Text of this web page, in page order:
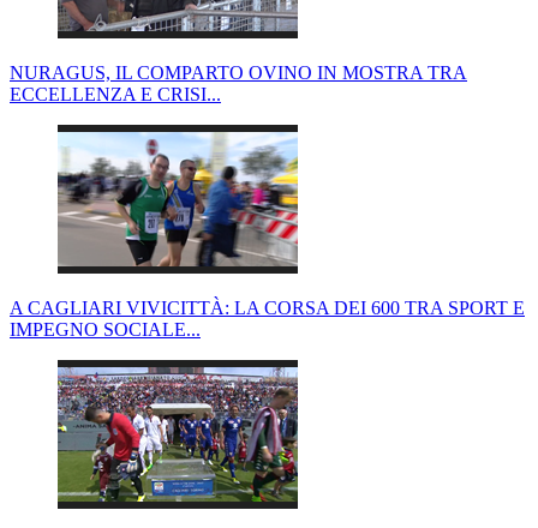
NURAGUS, IL COMPARTO OVINO IN MOSTRA TRA
ECCELLENZA E CRISI...
A CAGLIARI VIVICITTÀ: LA CORSA DEI 600 TRA SPORT E
IMPEGNO SOCIALE...